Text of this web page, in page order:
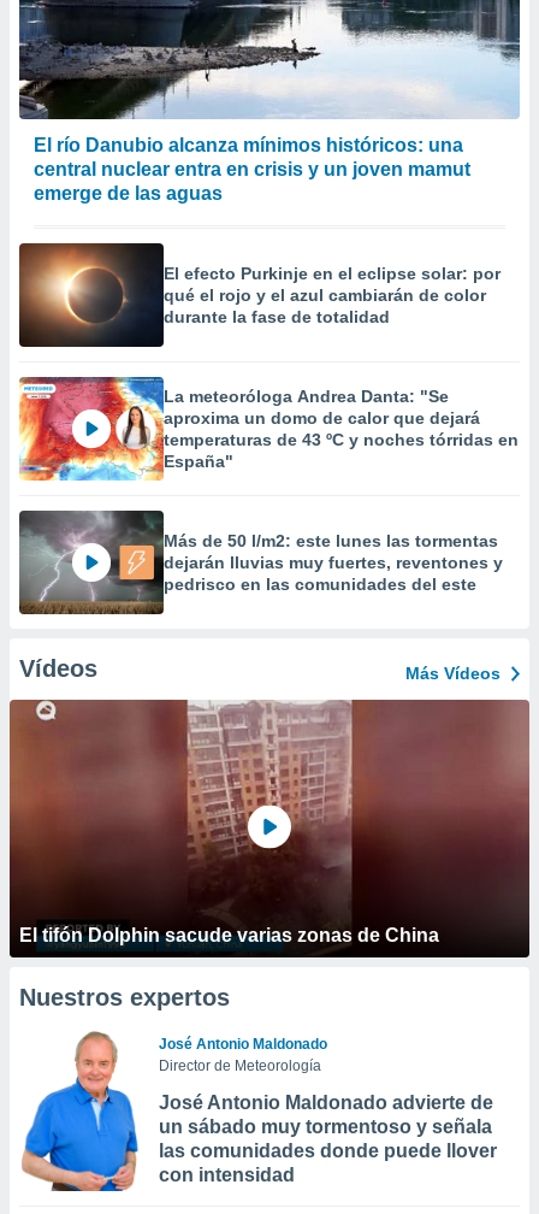
El río Danubio alcanza mínimos históricos: una
central nuclear entra en crisis y un joven mamut
emerge de las aguas
El efecto Purkinje en el eclipse solar: por
qué el rojo y el azul cambiarán de color
durante la fase de totalidad
La meteoróloga Andrea Danta: "Se
aproxima un domo de calor que dejará
temperaturas de 43 ºC y noches tórridas en
España"
Más de 50 l/m2: este lunes las tormentas
dejarán lluvias muy fuertes, reventones y
pedrisco en las comunidades del este
Vídeos Más Vídeos
El tifón Dolphin sacude varias zonas de China
Nuestros expertos
José Antonio Maldonado
Director de Meteorología
José Antonio Maldonado advierte de
un sábado muy tormentoso y señala
las comunidades donde puede llover
con intensidad